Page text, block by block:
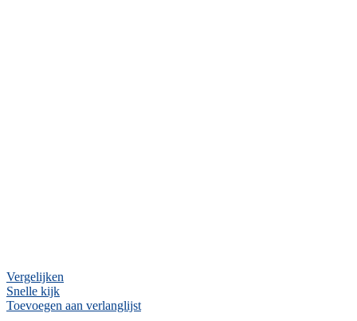
Vergelijken
Snelle kijk
Toevoegen aan verlanglijst